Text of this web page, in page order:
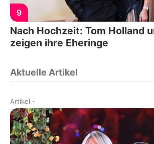
9
Nach Hochzeit: Tom Holland
zeigen ihre Eheringe
Aktuelle Artikel
Artikel -